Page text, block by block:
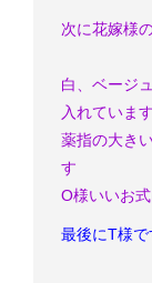
次に花嫁様
白、ベージ
入れています
薬指の大き
す
O様いいお
最後にT様で